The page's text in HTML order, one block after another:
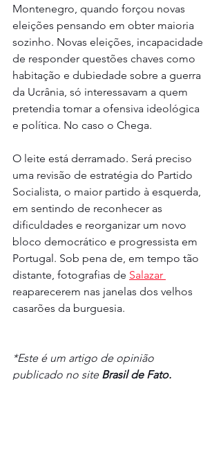
Montenegro, quando forçou novas
eleições pensando em obter maioria
sozinho. Novas eleições, incapacidade
de responder questões chaves como
habitação e dubiedade sobre a guerra
da Ucrânia, só interessavam a quem
pretendia tomar a ofensiva ideológica
e política. No caso o Chega.
O leite está derramado. Será preciso
uma revisão de estratégia do Partido
Socialista, o maior partido à esquerda,
em sentindo de reconhecer as
dificuldades e reorganizar um novo
bloco democrático e progressista em
Portugal. Sob pena de, em tempo tão
distante, fotografias de Salazar
reaparecerem nas janelas dos velhos
casarões da burguesia.
*Este é um artigo de opinião
publicado no site Brasil de Fato.